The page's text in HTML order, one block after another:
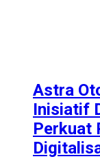
Astra
Inisiatif
Perkuat